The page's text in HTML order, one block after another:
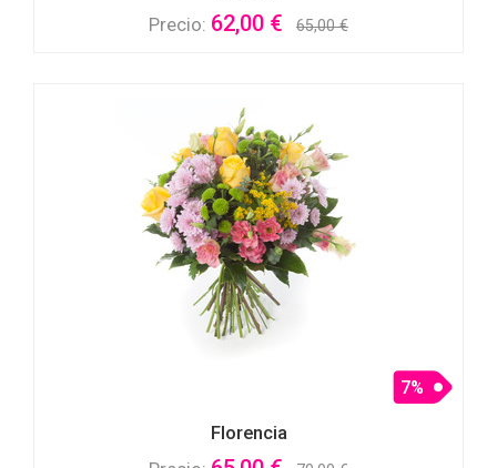
Precio: 62,00 € 65,00 €
Florencia
7%